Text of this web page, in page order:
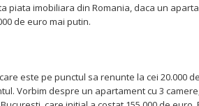
piata imobiliara din Romania, daca un
de euro mai putin.
este pe punctul sa renunte la cei 20.000
Vorbim despre un apartament cu 3